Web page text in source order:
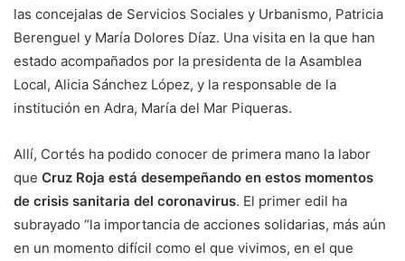
las concejalas de Servicios Sociales y Urbanismo, Patricia
Berenguel y María Dolores Díaz. Una visita en la que han
estado acompañados por la presidenta de la Asamblea
Local, Alicia Sánchez López, y la responsable de la
institución en Adra, María del Mar Piqueras.
Allí, Cortés ha podido conocer de primera mano la labor
que Cruz Roja está desempeñando en estos momentos
de crisis sanitaria del coronavirus. El primer edil ha
subrayado “la importancia de acciones solidarias, más aún
en un momento difícil como el que vivimos, en el que